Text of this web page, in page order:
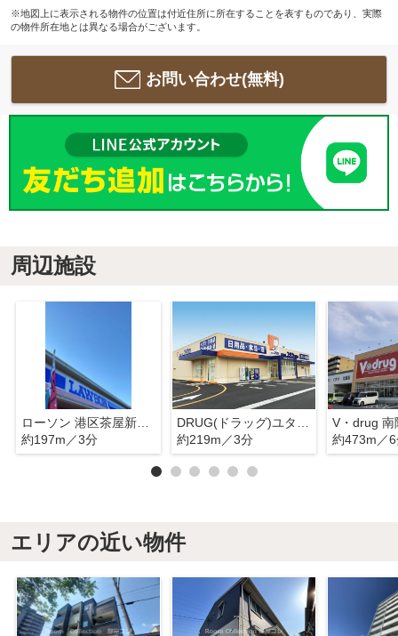
※地図上に表示される物件の位置は付近住所に所在することを表すものであり、実際
の物件所在地とは異なる場合がございます。
お問い合わせ(無料)
周辺施設
ローソン 港区茶屋新田店
約197m／3分
約219m／3分
V・drug 南
約473m／
エリアの近い物件